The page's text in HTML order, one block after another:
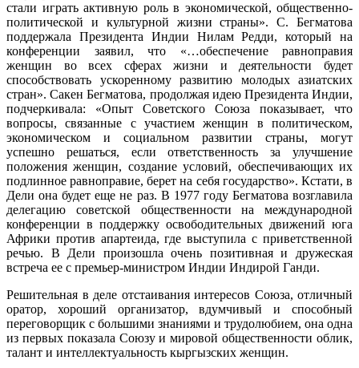
стали играть активную роль в экономической, общественно-
политической и культурной жизни страны». С. Бегматова
поддержала Президента Индии Нилам Редди, который на
конференции заявил, что «…обеспечение равноправия
женщин во всех сферах жизни и деятельности будет
способствовать ускоренному развитию молодых азиатских
стран». Сакен Бегматова, продолжая идею Президента Индии,
подчеркивала: «Опыт Советского Союза показывает, что
вопросы, связанные с участием женщин в политическом,
экономическом и социальном развитии страны, могут
успешно решаться, если ответственность за улучшение
положения женщин, создание условий, обеспечивающих их
подлинное равноправие, берет на себя государство». Кстати, в
Дели она будет еще не раз. В 1977 году Бегматова возглавила
делегацию советской общественности на международной
конференции в поддержку освободительных движений юга
Африки против апартеида, где выступила с приветственной
речью. В Дели произошла очень позитивная и дружеская
встреча ее с премьер-министром Индии Индирой Ганди.
Решительная в деле отстаивания интересов Союза, отличный
оратор, хороший организатор, вдумчивый и способный
переговорщик с большими знаниями и трудолюбием, она одна
из первых показала Союзу и мировой общественности облик,
талант и интеллектуальность кыргызских женщин.